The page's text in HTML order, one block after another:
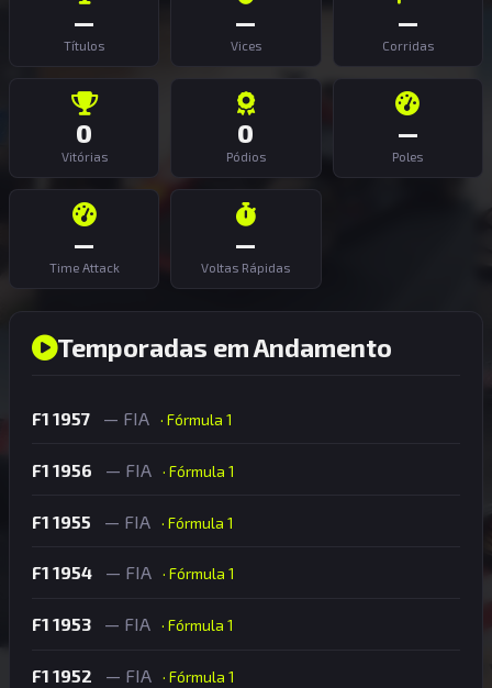
—
Títulos
—
Vices
—
Corridas
0
Vitórias
0
Pódios
—
Poles
—
Time Attack
—
Voltas Rápidas
Temporadas em Andamento
F1 1957 — FIA · Fórmula 1
F1 1956 — FIA · Fórmula 1
F1 1955 — FIA · Fórmula 1
F1 1954 — FIA · Fórmula 1
F1 1953 — FIA · Fórmula 1
F1 1952 — FIA · Fórmula 1